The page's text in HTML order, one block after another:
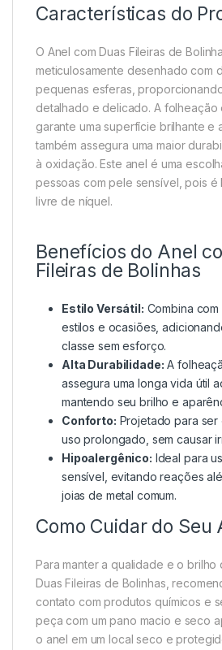
Características do
O Anel com Duas Fileiras de
meticulosamente desenhado com
pequenas esferas,
detalhado e delicado. A folheação
garante uma superfície brilhante e
também assegura uma maior
à oxidação. Este anel é uma
pessoas com pele sensível, pois
livre de níquel.
Benefícios do Anel
Fileiras de Bolinhas
Estilo Versátil: Combina
estilos e ocasiões,
classe sem esforço.
Alta Durabilidade: A
assegura uma longa vida útil
mantendo seu brilho e
Conforto: Projetado para
uso prolongado, sem causar
Hipoalergênico: Ideal para
sensível, evitando reações
joias de metal comum.
Como Cuidar do Seu
Para manter a qualidade e o brilho
Duas Fileiras de Bolinhas,
contato com produtos químicos e
peça com um pano macio e seco
o anel em um local seco e